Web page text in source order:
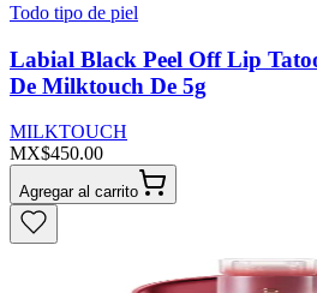
Todo tipo de piel
Labial Black Peel Off Lip
De Milktouch De 5g
MILKTOUCH
MX$450.00
Agregar al carrito